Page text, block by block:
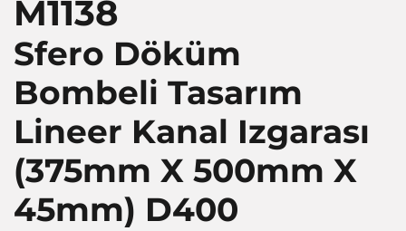
M1138
Sfero Döküm
Bombeli Tasarım
Lineer Kanal Izgarası
(375mm X 500mm X
45mm) D400